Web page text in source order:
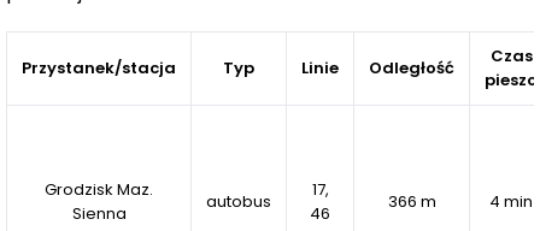
Przystanek/stacja Typ Linie Odległość
Czas
pieszo
Grodzisk Maz.
Sienna
autobus
17,
46
366 m 4 min